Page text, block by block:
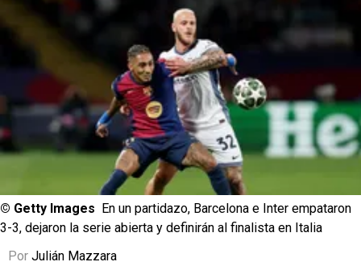
© Getty Images En un partidazo, Barcelona e Inter empataron
3-3, dejaron la serie abierta y definirán al finalista en Italia
Por Julián Mazzara